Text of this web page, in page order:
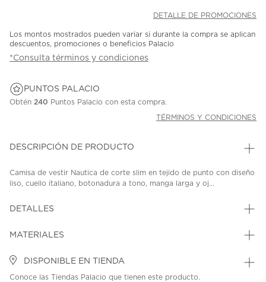
DETALLE DE PROMOCIONES
Los montos mostrados pueden variar si durante la compra se aplican
descuentos, promociones o beneficios Palacio
*Consulta términos y condiciones
PUNTOS PALACIO
Obtén 240 Puntos Palacio con esta compra.
TÉRMINOS Y CONDICIONES
DESCRIPCIÓN DE PRODUCTO
Camisa de vestir Nautica de corte slim en tejido de punto con diseño
liso, cuello italiano, botonadura a tono, manga larga y oj...
DETALLES
MATERIALES
DISPONIBLE EN TIENDA
Conoce las Tiendas Palacio que tienen este producto.